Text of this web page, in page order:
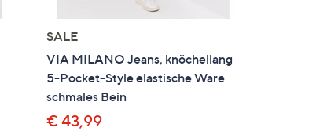
SALE
VIA MILANO Jeans, knöchellang
5-Pocket-Style elastische Ware
schmales Bein
€ 43,99